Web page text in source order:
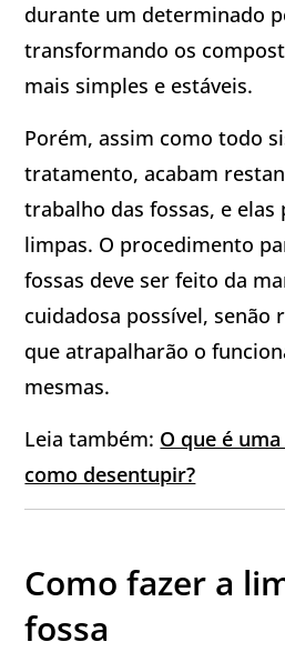
durante um determinado
transformando os
mais simples e estáveis.
Porém, assim como todo
tratamento, acabam
trabalho das fossas, e elas
limpas. O procedimento
fossas deve ser feito da
cuidadosa possível, senão
que atrapalharão o
mesmas.
Leia também: O que é
como desentupir?
Como fazer a
fossa